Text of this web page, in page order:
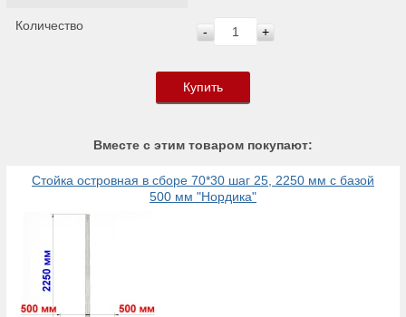
Количество - +
Купить
Вместе с этим товаром покупают:
Стойка островная в сборе 70*30 шаг 25, 2250 мм с базой
500 мм "Нордика"